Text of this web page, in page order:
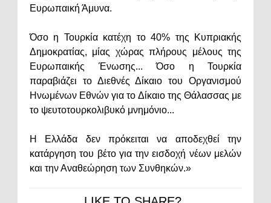
Ευρωπαική Άμυνα.
Όσο η Τουρκία κατέχη το 40% της Κυπριακής
Δημοκρατίας, μίας χώρας πλήρους μέλους της
Ευρωπαικής Ένωσης... Όσο η Τουρκία
παραβιάζει το Διεθνές Δίκαιο του Οργανισμού
Ηνωμένων Εθνών για το Δίκαιο της Θάλασσας με
το ψευτοτουρκολιβυκό μνημόνιο...
Η Ελλάδα δεν πρόκειται να αποδεχθεί την
κατάργηση του βέτο για την εισδοχή νέων μελών
και την Αναθεώρηση των Συνθηκών.»